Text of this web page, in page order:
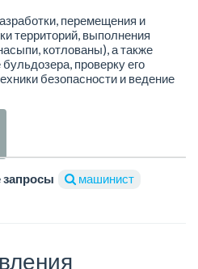
перемещения и
территорий, выполнения
котлованы), а также
проверку его
безопасности и ведение
запросы
машинист